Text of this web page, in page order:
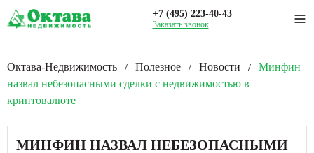
+7 (495) 223-40-43
Заказать звонок
Октава-Недвижимость / Полезное / Новости /
Минфин
назвал небезопасными сделки с недвижимостью в
криптовалюте
МИНФИН НАЗВАЛ НЕБЕЗОПАСНЫМИ